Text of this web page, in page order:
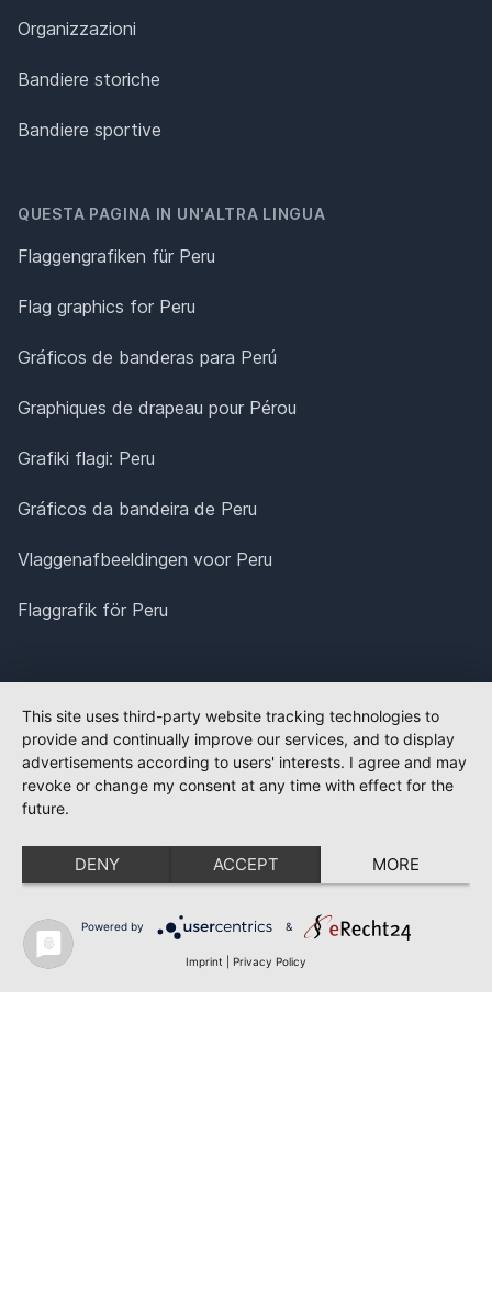
Organizzazioni
Bandiere storiche
Bandiere sportive
QUESTA PAGINA IN UN'ALTRA LINGUA
Flaggengrafiken für Peru
Flag graphics for Peru
Gráficos de banderas para Perú
Graphiques de drapeau pour Pérou
Grafiki flagi: Peru
Gráficos da bandeira de Peru
Vlaggenafbeeldingen voor Peru
Flaggrafik för Peru
This site uses third-party website tracking technologies to
provide and continually improve our services, and to display
advertisements according to users' interests. I agree and may
revoke or change my consent at any time with effect for the
future.
DENY ACCEPT MORE
Powered by &
Imprint Privacy Policy